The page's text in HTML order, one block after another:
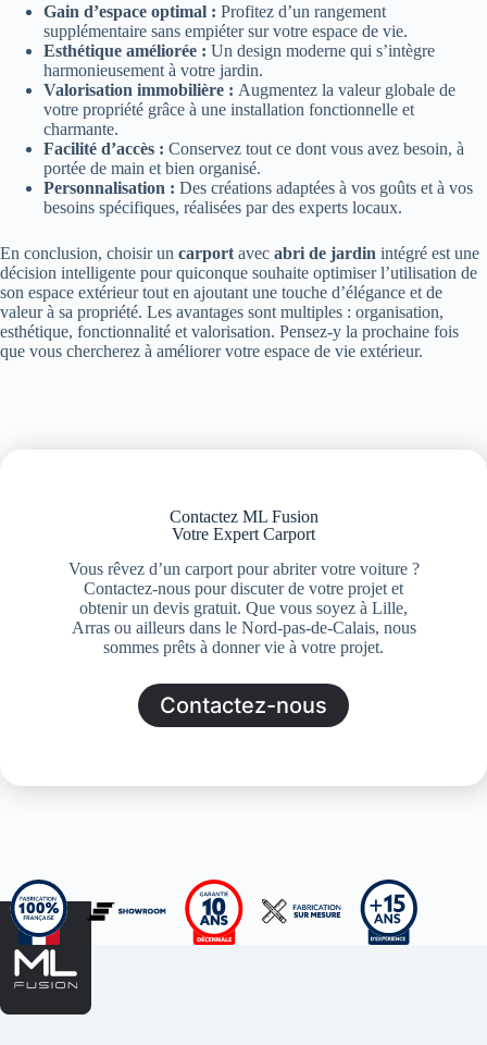
Gain d’espace optimal : Profitez d’un rangement
supplémentaire sans empiéter sur votre espace de vie.
Esthétique améliorée : Un design moderne qui s’intègre
harmonieusement à votre jardin.
Valorisation immobilière : Augmentez la valeur globale de
votre propriété grâce à une installation fonctionnelle et
charmante.
Facilité d’accès : Conservez tout ce dont vous avez besoin, à
portée de main et bien organisé.
Personnalisation : Des créations adaptées à vos goûts et à vos
besoins spécifiques, réalisées par des experts locaux.
En conclusion, choisir un carport avec abri de jardin intégré est une
décision intelligente pour quiconque souhaite optimiser l’utilisation de
son espace extérieur tout en ajoutant une touche d’élégance et de
valeur à sa propriété. Les avantages sont multiples : organisation,
esthétique, fonctionnalité et valorisation. Pensez-y la prochaine fois
que vous chercherez à améliorer votre espace de vie extérieur.
Contactez ML Fusion
Votre Expert Carport
Vous rêvez d’un carport pour abriter votre voiture ?
Contactez-nous pour discuter de votre projet et
obtenir un devis gratuit. Que vous soyez à Lille,
Arras ou ailleurs dans le Nord-pas-de-Calais, nous
sommes prêts à donner vie à votre projet.
Contactez-nous